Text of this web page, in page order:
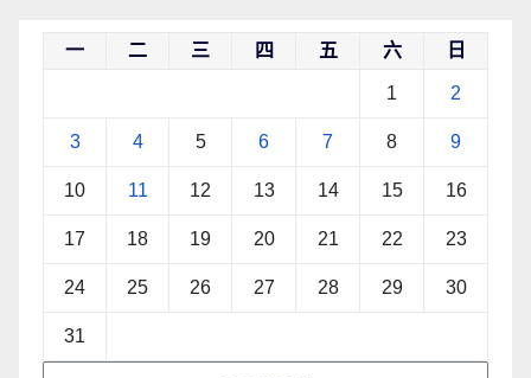
一 二 三 四 五 六 日
1 2
3 4 5 6 7 8 9
10 11 12 13 14 15 16
17 18 19 20 21 22 23
24 25 26 27 28 29 30
31